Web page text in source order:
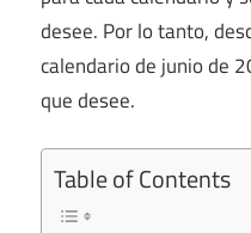
desee. Por lo tanto,
calendario de junio de
que desee.
Table of Contents